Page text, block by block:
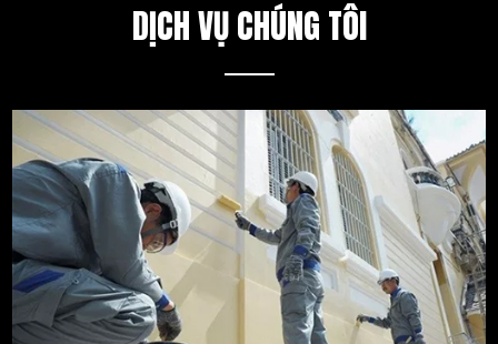
DỊCH VỤ CHÚNG TÔI